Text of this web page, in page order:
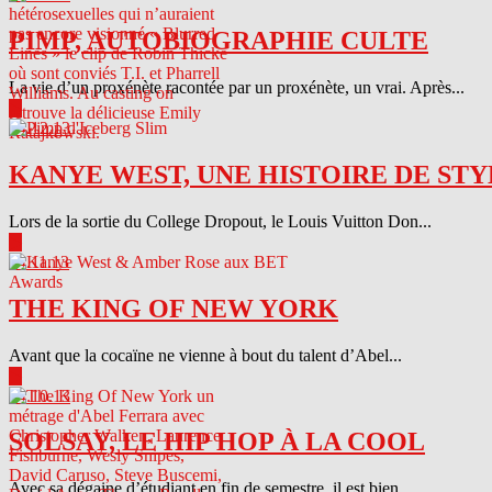
PIMP, AUTOBIOGRAPHIE CULTE
La vie d’un proxénète racontée par un proxénète, un vrai. Après...
04.12.13
KANYE WEST, UNE HISTOIRE DE
Lors de la sortie du College Dropout, le Louis Vuitton Don...
04.11.13
THE KING OF NEW YORK
Avant que la cocaïne ne vienne à bout du talent d’Abel...
04.10.13
SOLSAY, LE HIP HOP À LA COOL